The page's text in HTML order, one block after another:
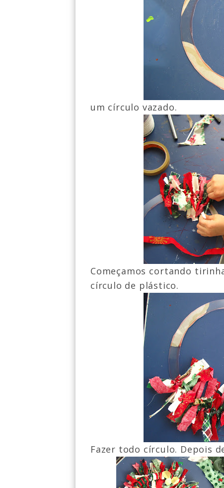
um círculo vazado.
Começamos cortando
círculo de plástico.
Fazer todo círculo. Depois